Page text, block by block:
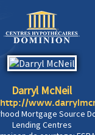
Darryl McNeil
http://
Mortgage Source
Lending Centres